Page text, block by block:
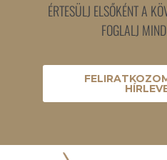
ÉRTESÜLJ ELSŐKÉNT A
FOGLALJ